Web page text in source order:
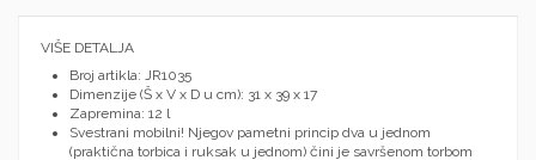
VIŠE DETALJA
Broj artikla: JR1035
Dimenzije (Š x V x D u cm): 31 x 39 x 17
Zapremina: 12 l
Svestrani mobilni! Njegov pametni princip dva u jednom
(praktična torbica i ruksak u jednom) čini je savršenom torbom